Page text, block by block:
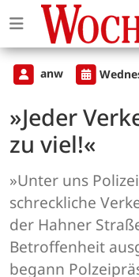
anw
»Jeder
zu viel!«
»Unter uns
schreckliche
der Hahner
Betroffenheit
begann